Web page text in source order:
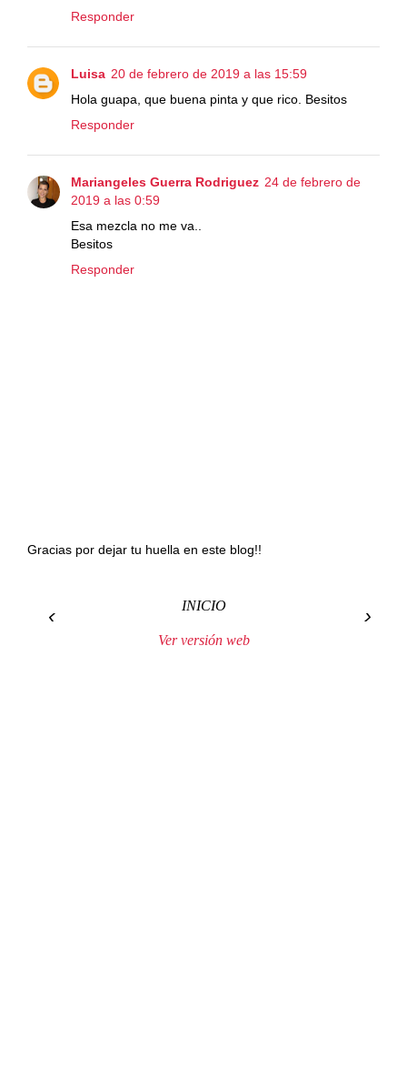
Responder
Luisa 20 de febrero de 2019 a las 15:59
Hola guapa, que buena pinta y que rico. Besitos
Responder
Mariangeles Guerra Rodriguez 24 de febrero de
2019 a las 0:59
Esa mezcla no me va..
Besitos
Responder
Gracias por dejar tu huella en este blog!!
‹ ›
INICIO
Ver versión web